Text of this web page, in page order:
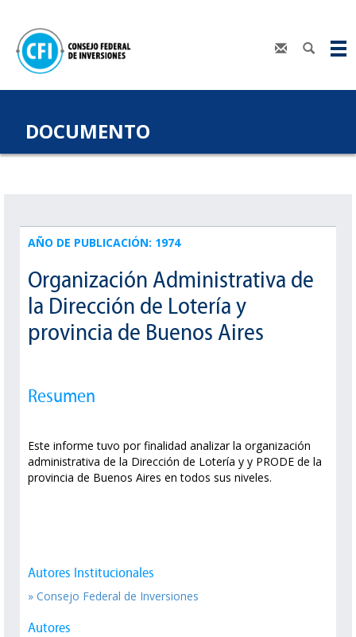
DOCUMENTO
AÑO DE PUBLICACIÓN: 1974
Organización Administrativa de
la Dirección de Lotería y
provincia de Buenos Aires
Resumen
Este informe tuvo por finalidad analizar la organización
administrativa de la Dirección de Lotería y y PRODE de la
provincia de Buenos Aires en todos sus niveles.
Autores Institucionales
» Consejo Federal de Inversiones
Autores